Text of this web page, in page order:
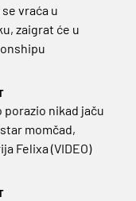
vraća u
zaigrat će u
nikad jaču
momčad,
Felixa (VIDEO)